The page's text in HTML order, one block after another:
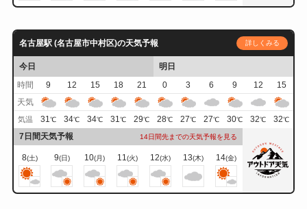
名古屋駅 (名古屋市中村区)の天気予報 詳しくみる
今日
明日
時間
9 12 15 18 21 0 3 6 9 12
15
天気
気温 31℃ 34℃ 34℃ 31℃ 29℃ 28℃ 27℃ 27℃ 30℃ 32℃ 32℃
7日間天気予報 14日間先までの天気予報を見る
8(土) 9(日) 10(月) 11(火) 12(水) 13(木) 14(金)